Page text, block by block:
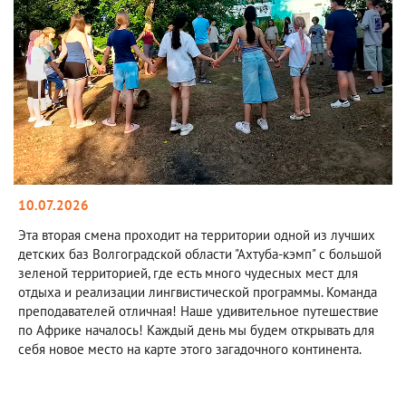
10.07.2026
Эта вторая смена проходит на территории одной из лучших
детских баз Волгоградской области "Ахтуба-кэмп" с большой
зеленой территорией, где есть много чудесных мест для
отдыха и реализации лингвистической программы. Команда
преподавателей отличная! Наше удивительное путешествие
по Африке началось! Каждый день мы будем открывать для
себя новое место на карте этого загадочного континента.